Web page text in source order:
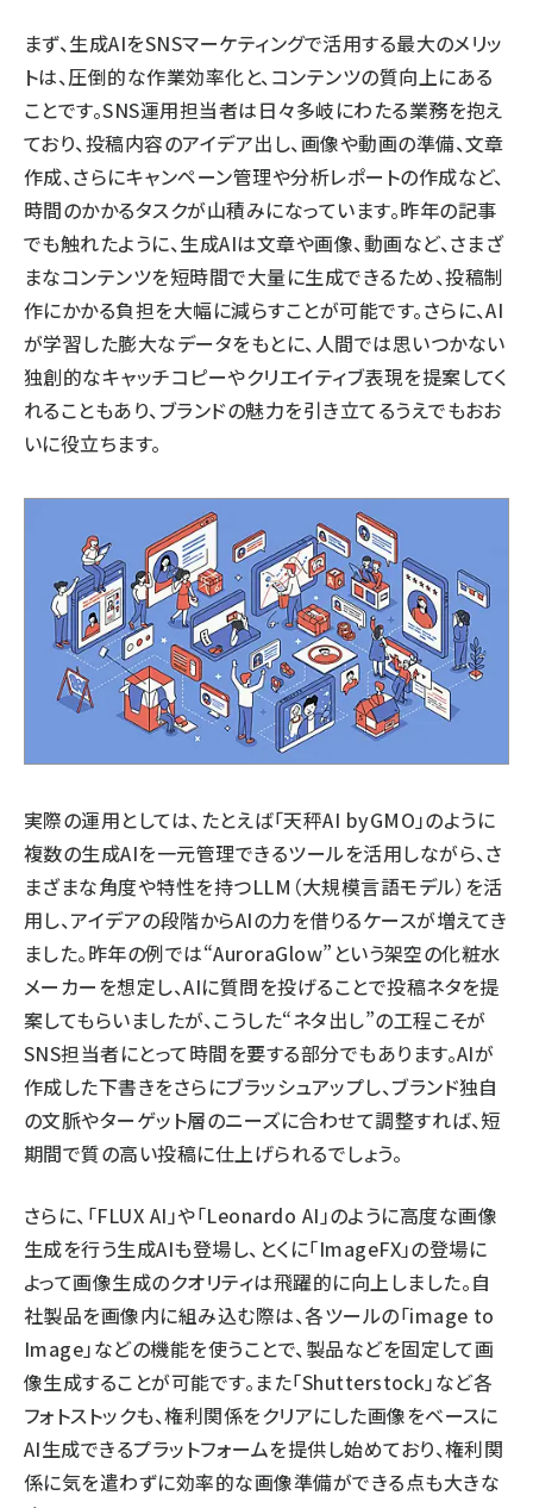
まず、生成AIをSNSマーケティングで活用する最大のメリッ
トは、圧倒的な作業効率化と、コンテンツの質向上にある
ことです。SNS運用担当者は日々多岐にわたる業務を抱え
ており、投稿内容のアイデア出し、画像や動画の準備、文章
作成、さらにキャンペーン管理や分析レポートの作成など、
時間のかかるタスクが山積みになっています。昨年の記事
でも触れたように、生成AIは文章や画像、動画など、さまざ
まなコンテンツを短時間で大量に生成できるため、投稿制
作にかかる負担を大幅に減らすことが可能です。さらに、AI
が学習した膨大なデータをもとに、人間では思いつかない
独創的なキャッチコピーやクリエイティブ表現を提案してく
れることもあり、ブランドの魅力を引き立てるうえでもおお
いに役立ちます。
実際の運用としては、たとえば「天秤AI byGMO 」のように
複数の生成AIを一元管理できるツールを活用しながら、さ
まざまな角度や特性を持つLLM（大規模言語モデル）を活
用し、アイデアの段階からAIの力を借りるケースが増えてき
ました。昨年の例では“AuroraGlow”という架空の化粧水
メーカーを想定し、AIに質問を投げることで投稿ネタを提
案してもらいましたが、こうした“ネタ出し”の工程こそが
SNS担当者にとって時間を要する部分でもあります。AIが
作成した下書きをさらにブラッシュアップし、ブランド独自
の文脈やターゲット層のニーズに合わせて調整すれば、短
期間で質の高い投稿に仕上げられるでしょう。
さらに、「FLUX AI 」や「Leonardo AI 」のように高度な画像
生成を行う生成AIも登場し、とくに「ImageFX」の登場に
よって画像生成のクオリティは飛躍的に向上しました。自
社製品を画像内に組み込む際は、各ツールの「image to
Image」などの機能を使うことで、製品などを固定して画
像生成することが可能です。また「Shutterstock 」など各
フォトストックも、権利関係をクリアにした画像をベースに
AI生成できるプラットフォームを提供し始めており、権利関
係に気を遣わずに効率的な画像準備ができる点も大きな